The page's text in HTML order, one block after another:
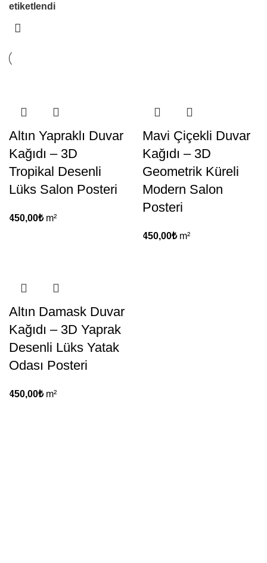
etiketlendi
Altın Yapraklı Duvar
Kağıdı – 3D
Tropikal Desenli
Lüks Salon Posteri
450,00₺m²
Mavi Çiçekli Duvar
Kağıdı – 3D
Geometrik Küreli
Modern Salon
Posteri
450,00₺m²
Altın Damask Duvar
Kağıdı – 3D Yaprak
Desenli Lüks Yatak
Odası Posteri
450,00₺m²